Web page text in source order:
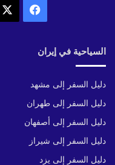
فيسبوك
السياحية في إيران
دليل السفر إلى مشهد
دليل السفر إلى طهران
دليل السفر إلى أصفهان
دليل السفر إلى شيراز
دليل السفر إلى يزد